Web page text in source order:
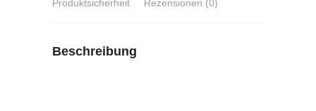
Produktsicherheit Rezensionen (0)
Beschreibung